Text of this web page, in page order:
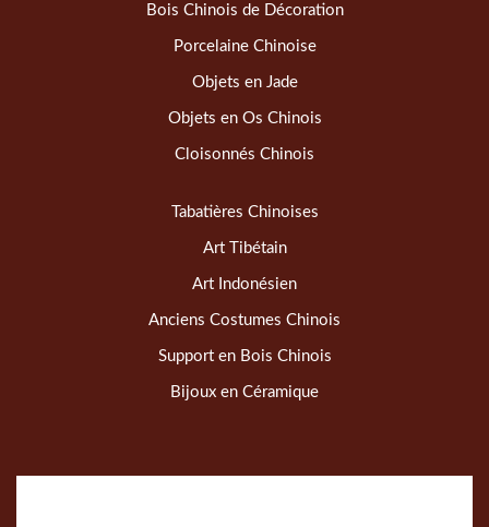
Bois Chinois de Décoration
Porcelaine Chinoise
Objets en Jade
Objets en Os Chinois
Cloisonnés Chinois
Tabatières Chinoises
Art Tibétain
Art Indonésien
Anciens Costumes Chinois
Support en Bois Chinois
Bijoux en Céramique